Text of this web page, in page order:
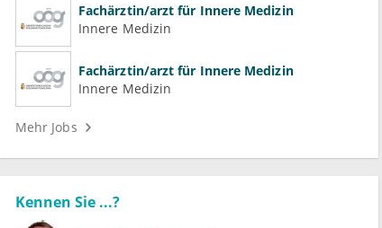
Fachärztin/arzt für Innere Medizin
Innere Medizin
Fachärztin/arzt für Innere Medizin
Innere Medizin
Mehr Jobs
Kennen Sie ...?